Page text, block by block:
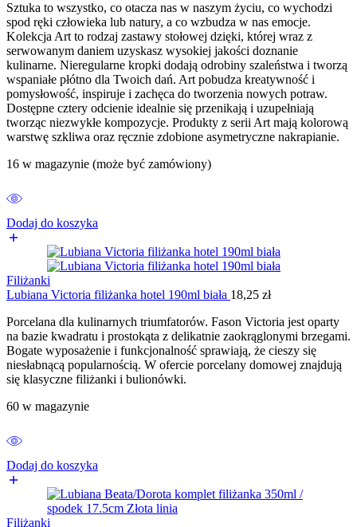
Sztuka to wszystko, co otacza nas w naszym życiu, co wychodzi
spod ręki człowieka lub natury, a co wzbudza w nas emocje.
Kolekcja Art to rodzaj zastawy stołowej dzięki, której wraz z
serwowanym daniem uzyskasz wysokiej jakości doznanie
kulinarne. Nieregularne kropki dodają odrobiny szaleństwa i tworzą
wspaniałe płótno dla Twoich dań. Art pobudza kreatywność i
pomysłowość, inspiruje i zachęca do tworzenia nowych potraw.
Dostępne cztery odcienie idealnie się przenikają i uzupełniają
tworząc niezwykłe kompozycje. Produkty z serii Art mają kolorową
warstwę szkliwa oraz ręcznie zdobione asymetryczne nakrapianie.
16 w magazynie (może być zamówiony)
Dodaj do koszyka
Filiżanki
Lubiana Victoria filiżanka hotel 190ml biała 18,25 zł
Porcelana dla kulinarnych triumfatorów. Fason Victoria jest oparty
na bazie kwadratu i prostokąta z delikatnie zaokrąglonymi brzegami.
Bogate wyposażenie i funkcjonalność sprawiają, że cieszy się
niesłabnącą popularnością. W ofercie porcelany domowej znajdują
się klasyczne filiżanki i bulionówki.
60 w magazynie
Dodaj do koszyka
Filiżanki